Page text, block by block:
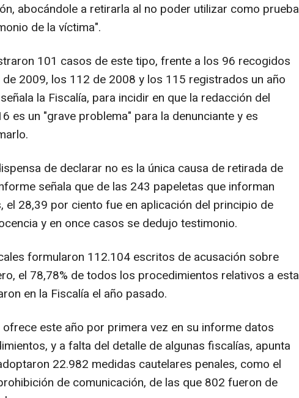
abocándole a retirarla al no poder utilizar como prueba
de la víctima".
101 casos de este tipo, frente a los 96 recogidos
2009, los 112 de 2008 y los 115 registrados un año
la Fiscalía, para incidir en que la redacción del
es un "grave problema" para la denunciante y es
de declarar no es la única causa de retirada de
señala que de las 243 papeletas que informan
el 28,39 por ciento fue en aplicación del principio de
y en once casos se dedujo testimonio.
formularon 112.104 escritos de acusación sobre
el 78,78% de todos los procedimientos relativos a esta
en la Fiscalía el año pasado.
ofrece este año por primera vez en su informe datos
y a falta del detalle de algunas fiscalías, apunta
22.982 medidas cautelares penales, como el
de comunicación, de las que 802 fueron de